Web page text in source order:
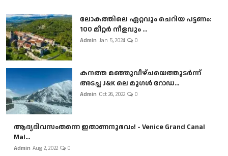
ലോകത്തിലെ ഏറ്റവും ചെറിയ പട്ടണം:
100 മീറ്റർ നീളവും ...
Admin Jan 5, 2024 0
കനത്ത മഞ്ഞുവീഴ്ചയെത്തുടർന്ന്
അടച്ച J&K ലെ മുഗൾ റോഡ...
Admin Oct 26, 2022 0
ആദ്യദിവസംതന്നെ ഇതാണനുഭവം! - Venice Grand Canal
Mal...
Admin Aug 2, 2022 0